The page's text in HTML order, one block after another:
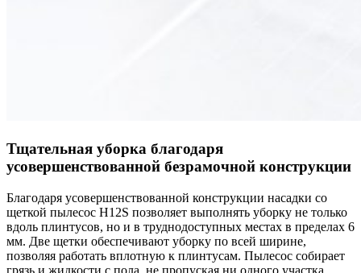
Тщательная уборка благодаря
усовершенствованной безрамочной конструкции
Благодаря усовершенствованной конструкции насадки со
щеткой пылесос Н12S позволяет выполнять уборку не только
вдоль плинтусов, но и в труднодоступных местах в пределах 6
мм. Две щетки обеспечивают уборку по всей ширине,
позволяя работать вплотную к плинтусам. Пылесос собирает
грязь и жидкости с пола, не пропуская ни одного участка.